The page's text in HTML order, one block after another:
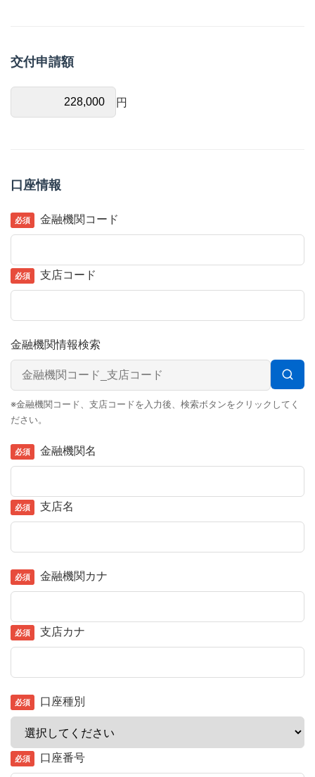
交付申請額
円
口座情報
金融機関コード
支店コード
金融機関情報検索
※金融機関コード、支店コードを入力後、検索ボタンをクリックしてく
ださい。
金融機関名
支店名
金融機関カナ
支店カナ
口座種別
口座番号